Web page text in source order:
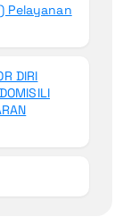
Pelayanan
DIRI